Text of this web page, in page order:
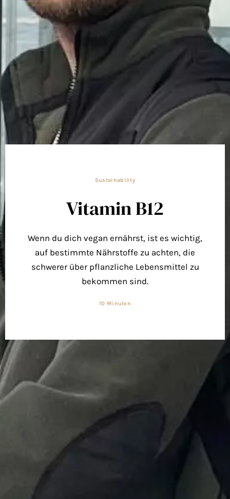
Sustainability
Vitamin B12
Wenn du dich vegan ernährst, ist es wichtig,
auf bestimmte Nährstoffe zu achten, die
schwerer über pflanzliche Lebensmittel zu
bekommen sind.
10 Minuten